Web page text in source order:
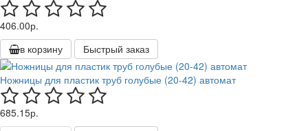
406.00р.
в корзину
Быстрый заказ
Ножницы для пластик труб голубые (20-42) автомат
685.15р.